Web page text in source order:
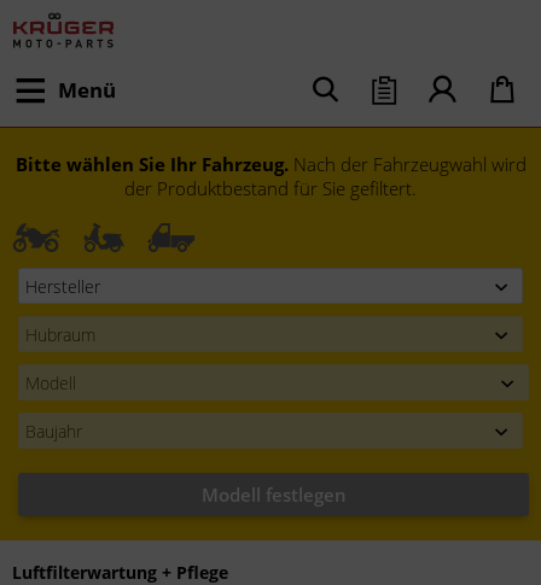
Menü
Bitte wählen Sie Ihr Fahrzeug. Nach der Fahrzeugwahl wird
der Produktbestand für Sie gefiltert.
Modell festlegen
Luftfilterwartung + Pflege